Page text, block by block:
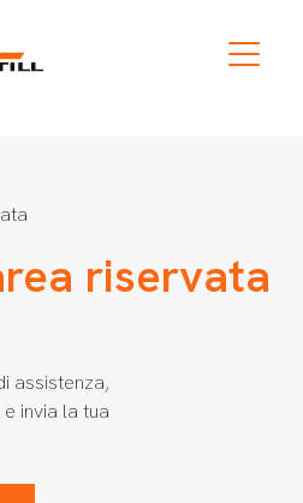
riservata
assistenza,
invia la tua